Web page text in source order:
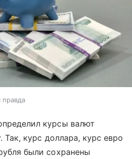
правда
курсы валют
Так, курс доллара, курс евро
были сохранены